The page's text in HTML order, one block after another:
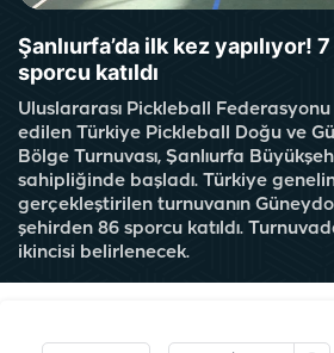
Şanlıurfa’da ilk kez yapılıyor!
sporcu katıldı
Uluslararası Pickleball
edilen Türkiye Pickleball Doğu ve
Bölge Turnuvası, Şanlıurfa
sahipliğinde başladı. Türkiye
gerçekleştirilen turnuvanın
şehirden 86 sporcu katıldı.
ikincisi belirlenecek.